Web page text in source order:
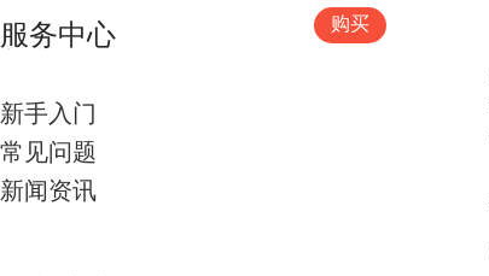
购买
服务中心
新手入门
常见问题
新闻资讯